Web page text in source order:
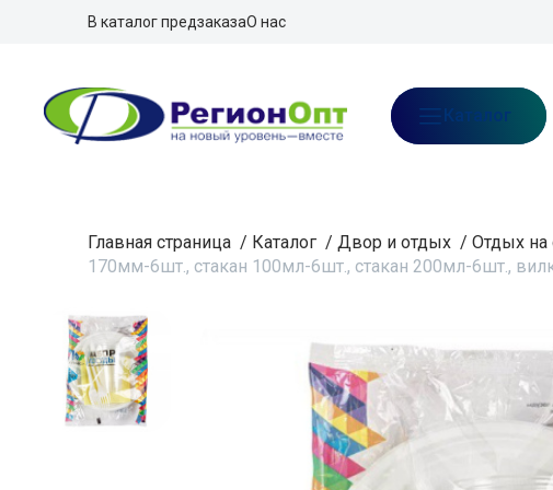
В каталог предзаказаО нас
Каталог
Главная страница / Каталог / Двор и отдых / Отдых на
170мм-6шт., стакан 100мл-6шт., стакан 200мл-6шт.,